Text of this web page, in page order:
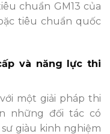
chuẩn GM13 của
tiêu chuẩn quốc
và năng lực thi
một giải pháp thi
những đối tác có
giàu kinh nghiệm